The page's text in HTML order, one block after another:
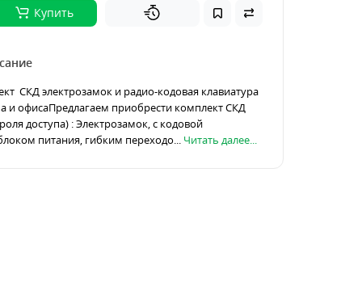
Купить
СКД электрозамок и радио-кодовая клавиатура
и офисаПредлагаем приобрести комплект СКД
доступа) : Электрозамок, с кодовой
питания, гибким переходо... Читать далее...